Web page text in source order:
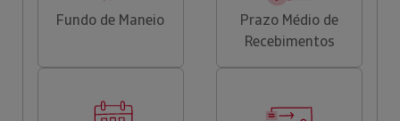
Fundo de Maneio
Prazo Médio de
Recebimentos